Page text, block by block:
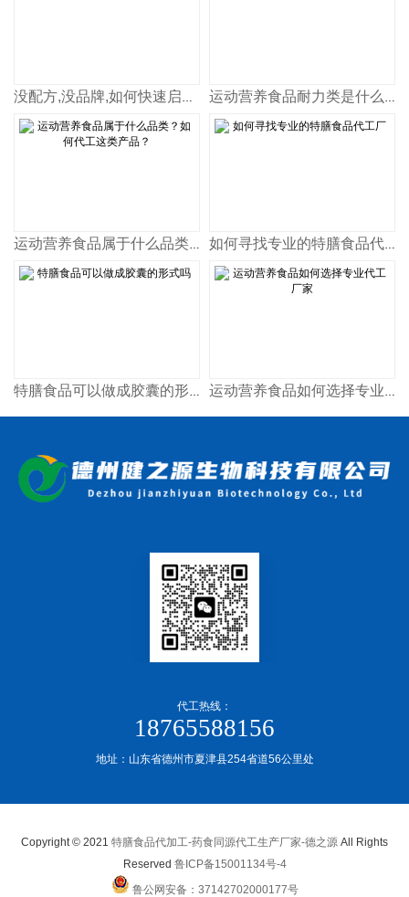
没配方,没品牌,如何快速启动运动营养食品? 运动营养食品耐力类是什么意思
运动营养食品属于什么品类？如何代工这类产品？ 如何寻找专业的特膳食品代工厂
特膳食品可以做成胶囊的形式吗 运动营养食品如何选择专业代工厂家
代工热线：
18765588156
地址：山东省德州市夏津县254省道56公里处
Copyright © 2021 特膳食品代加工-药食同源代工生产厂家-德之源 All Rights
Reserved 鲁ICP备15001134号-4
鲁公网安备：37142702000177号